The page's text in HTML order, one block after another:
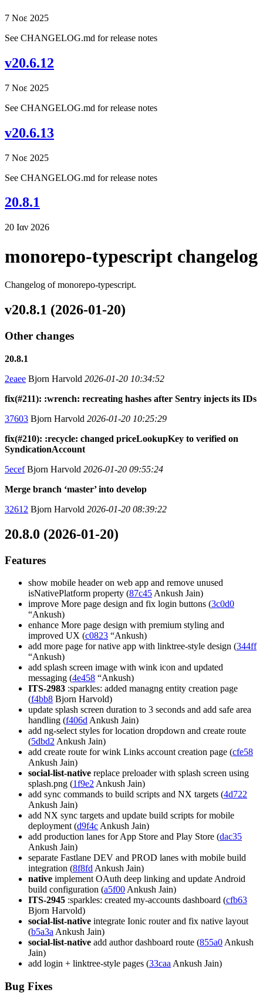
7 Νοε 2025
See CHANGELOG.md for release notes
v20.6.12
7 Νοε 2025
See CHANGELOG.md for release notes
v20.6.13
7 Νοε 2025
See CHANGELOG.md for release notes
20.8.1
20 Ιαν 2026
monorepo-typescript changelog
Changelog of monorepo-typescript.
v20.8.1 (2026-01-20)
Other changes
20.8.1
2eaee Bjorn Harvold 2026-01-20 10:34:52
fix(#211): :wrench: recreating hashes after Sentry injects its IDs
37603 Bjorn Harvold 2026-01-20 10:25:29
fix(#210): :recycle: changed priceLookupKey to verified on
SyndicationAccount
5ecefBjorn Harvold 2026-01-20 09:55:24
Merge branch ‘master’ into develop
32612 Bjorn Harvold 2026-01-20 08:39:22
20.8.0 (2026-01-20)
Features
show mobile header on web app and remove unused
isNativePlatform property (87c45 Ankush Jain)
improve More page design and fix login buttons (3c0d0
“Ankush)
enhance More page design with premium styling and
improved UX (c0823 “Ankush)
add more page for native app with linktree-style design (344ff
“Ankush)
add splash screen image with wink icon and updated
messaging (4e458 “Ankush)
ITS-2983 :sparkles: added managng entity creation page
(f4bb8 Bjorn Harvold)
update splash screen duration to 3 seconds and add safe area
handling (f406d Ankush Jain)
add ng-select styles for location dropdown and create route
(5dbd2 Ankush Jain)
add create route for wink Links account creation page (cfe58
Ankush Jain)
social-list-native replace preloader with splash screen using
splash.png (1f9e2 Ankush Jain)
add sync commands to build scripts and NX targets (4d722
Ankush Jain)
add NX sync targets and update build scripts for mobile
deployment (d9f4c Ankush Jain)
add production lanes for App Store and Play Store (dac35
Ankush Jain)
separate Fastlane DEV and PROD lanes with mobile build
integration (8f8fd Ankush Jain)
native implement OAuth deep linking and update Android
build configuration (a5f00 Ankush Jain)
ITS-2945 :sparkles: created my-accounts dashboard (cfb63
Bjorn Harvold)
social-list-native integrate Ionic router and fix native layout
(b5a3a Ankush Jain)
social-list-native add author dashboard route (855a0 Ankush
Jain)
add login + linktree-style pages (33caa Ankush Jain)
Bug Fixes